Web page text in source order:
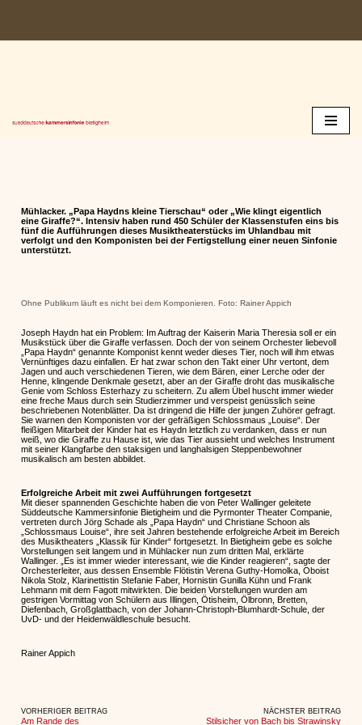
Zum
Mühlacker. „Papa Haydns kleine Tierschau“ oder „Wie klingt eigentlich
eine Giraffe?“. Intensiv haben rund 450 Schüler der Klassenstufen eins bis
fünf die Aufführungen dieses Musiktheaterstücks im Uhlandbau mit
verfolgt und den Komponisten bei der Fertigstellung einer neuen Sinfonie
unterstützt.
Ohne Publikum läuft es nicht bei dem Komponieren. Foto: Rainer Appich
Joseph Haydn hat ein Problem: Im Auftrag der Kaiserin Maria Theresia soll er ein
Musikstück über die Giraffe verfassen. Doch der von seinem Orchester liebevoll
„Papa Haydn“ genannte Komponist kennt weder dieses Tier, noch will ihm etwas
Vernünftiges dazu einfallen. Er hat zwar schon den Takt einer Uhr vertont, dem
Jagen und auch verschiedenen Tieren, wie dem Bären, einer Lerche oder der
Henne, klingende Denkmale gesetzt, aber an der Giraffe droht das musikalische
Genie vom Schloss Esterhazy zu scheitern. Zu allem Übel huscht immer wieder
eine freche Maus durch sein Studierzimmer und verspeist genüsslich seine
beschriebenen Notenblätter. Da ist dringend die Hilfe der jungen Zuhörer gefragt.
Sie warnen den Komponisten vor der gefräßigen Schlossmaus „Louise“. Der
fleißigen Mitarbeit der Kinder hat es Haydn letztlich zu verdanken, dass er nun
weiß, wo die Giraffe zu Hause ist, wie das Tier aussieht und welches Instrument
mit seiner Klangfarbe den staksigen und langhalsigen Steppenbewohner
musikalisch am besten abbildet.
Erfolgreiche Arbeit mit zwei Aufführungen fortgesetzt
Mit dieser spannenden Geschichte haben die von Peter Wallinger geleitete
Süddeutsche Kammersinfonie Bietigheim und die Pyrmonter Theater Companie,
vertreten durch Jörg Schade als „Papa Haydn“ und Christiane Schoon als
„Schlossmaus Louise“, ihre seit Jahren bestehende erfolgreiche Arbeit im Bereich
des Musiktheaters „Klassik für Kinder“ fortgesetzt. In Bietigheim gebe es solche
Vorstellungen seit langem und in Mühlacker nun zum dritten Mal, erklärte
Wallinger. „Es ist immer wieder interessant, wie die Kinder reagieren“, sagte der
Orchesterleiter, aus dessen Ensemble Flötistin Verena Guthy-Homolka, Oboist
Nikola Stolz, Klarinettistin Stefanie Faber, Hornistin Gunilla Kühn und Frank
Lehmann mit dem Fagott mitwirkten. Die beiden Vorstellungen wurden am
gestrigen Vormittag von Schülern aus Illingen, Ötisheim, Ölbronn, Bretten,
Diefenbach, Großglattbach, von der Johann-Christoph-Blumhardt-Schule, der
UvD- und der Heidenwäldleschule besucht.
Rainer Appich
VORHERIGER BEITRAG
Am Rande des
NÄCHSTER BEITRAG
Stilsicher von Bach bis Strawinsky